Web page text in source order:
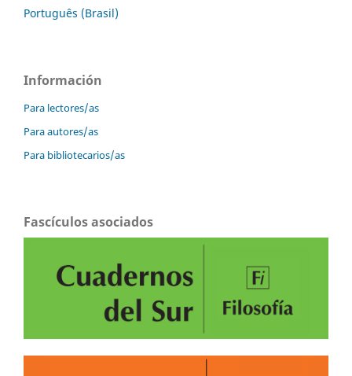
Português (Brasil)
Información
Para lectores/as
Para autores/as
Para bibliotecarios/as
Fascículos asociados